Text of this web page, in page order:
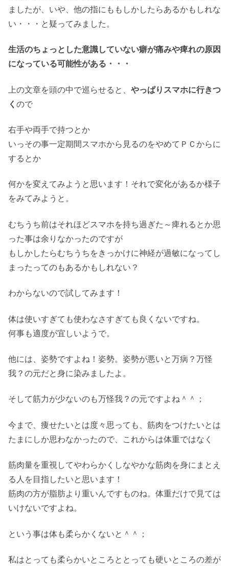
ましたが、いや、他の指にももしかしたらあるかもしれな
い・・・と疑ってみました。
生活のちょっとした意識していない癖が痛みや痺れの原因
になっている可能性がある・・・
上の文章を頭の中で巡らせると、 やっぱりスマホに行きつ
く ので
右手や両手で持つとか
いっその事一定期間スマホから見るのをやめてＰＣからに
するとか
何かを変えてみようと思います！それで変化があるか様子
をみてみようと。
むちうち前はそれほどスマホを持ち過ぎた～痺れるとか思
った事は余りなかったのですが
もしかしたらむちうちをきっかけに神経が過敏になってし
まったってのもあるかもしれない？
わからないので試してみます！
体は使いすぎても使わなさすぎても良くないですね。
何事も適度が宜しいようで。
他には、姿勢ですよね！姿勢。姿勢が悪いと万病？万怪
我？の元だと身に染みましたよ。
そして筋力が少ないのも万怪我？の元ですよね＾＾；
今まで、痩せたいとは度々思っても、筋肉をつけたいとは
たまにしか思わなかったので、これからは体重ではなく
筋肉量を重視してやわらかくしなやかな筋肉を身にまとえ
る人を目指したいと思います！
筋肉の方が脂肪より重いんですものね。体重だけで見ては
いけないですよね。
という事は体も柔らかくないと＾＾；
私はとっても柔らかいところととっても硬いところの差が